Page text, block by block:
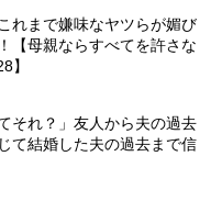
れまで嫌味なヤツらが媚び
【母親ならすべてを許さな
】
それ？」友人から夫の過去
て結婚した夫の過去まで信